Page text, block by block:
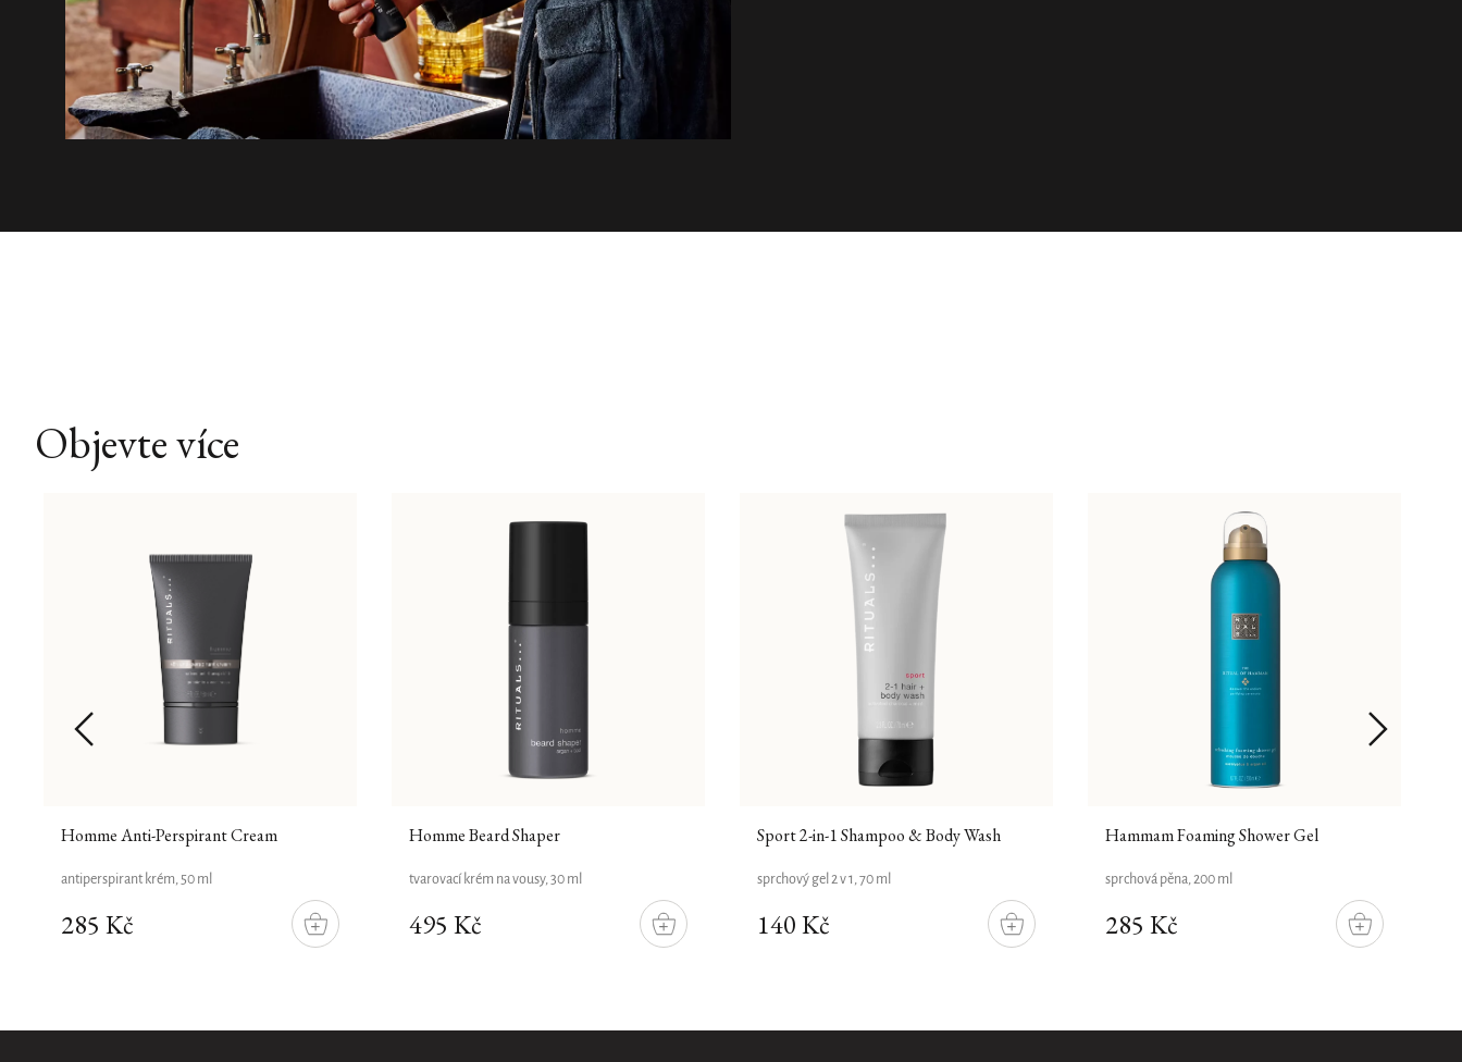
Objevte více
Homme Anti-Perspirant Cream
285 Kč
DO
KOŠÍKU
antiperspirant krém, 50 ml
Homme Beard Shaper
495 Kč
DO
KOŠÍKU
tvarovací krém na vousy, 30 ml
Sport 2-in-1 Shampoo & Body Wash
140 Kč
DO
KOŠÍKU
sprchový gel 2 v 1, 70 ml
Hammam Foaming Shower Gel
285 Kč
DO
KOŠÍKU
sprchová pěna, 200 ml